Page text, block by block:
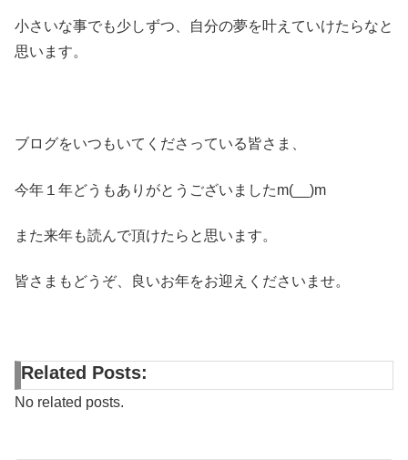
小さいな事でも少しずつ、自分の夢を叶えていけたらなと
思います。
ブログをいつもいてくださっている皆さま、
今年１年どうもありがとうございましたm(__)m
また来年も読んで頂けたらと思います。
皆さまもどうぞ、良いお年をお迎えくださいませ。
Related Posts:
No related posts.